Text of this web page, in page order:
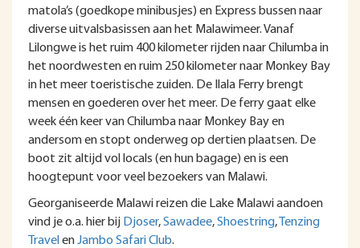
matola’s (goedkope minibusjes) en Express bussen naar
diverse uitvalsbasissen aan het Malawimeer. Vanaf
Lilongwe is het ruim 400 kilometer rijden naar Chilumba in
het noordwesten en ruim 250 kilometer naar Monkey Bay
in het meer toeristische zuiden. De Ilala Ferry brengt
mensen en goederen over het meer. De ferry gaat elke
week één keer van Chilumba naar Monkey Bay en
andersom en stopt onderweg op dertien plaatsen. De
boot zit altijd vol locals (en hun bagage) en is een
hoogtepunt voor veel bezoekers van Malawi.
Georganiseerde Malawi reizen die Lake Malawi aandoen
vind je o.a. hier bij Djoser,Sawadee,Shoestring,Tenzing
Travel enJambo Safari Club.